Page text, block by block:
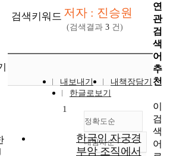
검색키워드 저자 : 진승원
(검색결과 3 건)
내보내기
내책장담기
한글로보기
정확도순
정확도
내림차순
1
한국인 자궁경
부암 조직에서
연
관
검
색
어
추
천
이
검
색
어